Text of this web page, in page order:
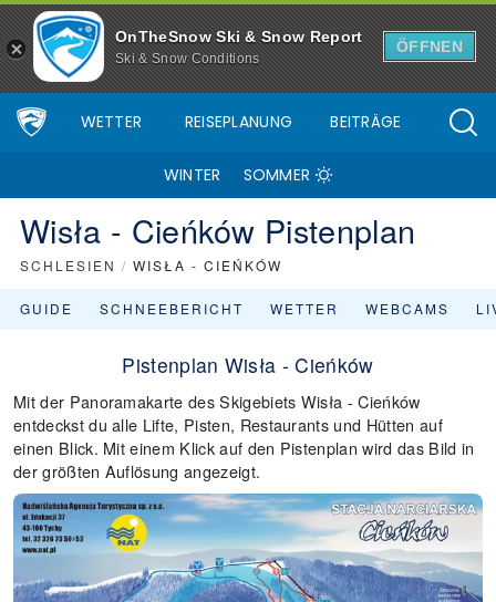
OnTheSnow Ski & Snow Report
Ski & Snow Conditions
ÖFFNEN
WETTER REISEPLANUNG BEITRÄGE
WINTER SOMMER
Wisła - Cieńków Pistenplan
SCHLESIEN / WISŁA - CIEŃKÓW
GUIDE SCHNEEBERICHT WETTER WEBCAMS
Pistenplan Wisła - Cieńków
Mit der Panoramakarte des Skigebiets Wisła - Cieńków
entdeckst du alle Lifte, Pisten, Restaurants und Hütten auf
einen Blick. Mit einem Klick auf den Pistenplan wird das Bild in
der größten Auflösung angezeigt.